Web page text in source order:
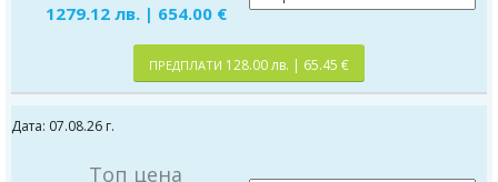
1279.12 лв. | 654.00 €
ПРЕДПЛАТИ 128.00 лв. | 65.45 €
Дата: 07.08.26 г.
Топ цена